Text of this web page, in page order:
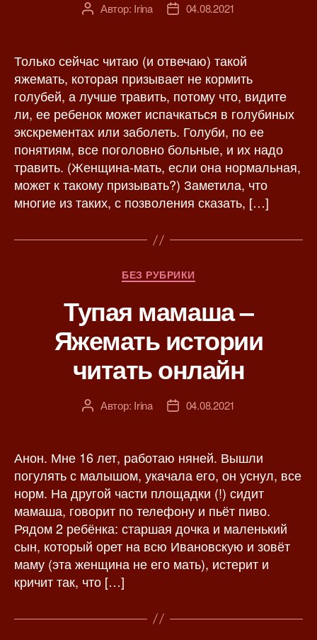
А
о
з
а
п
и
с
и
Автор: Irina
Д
а
а
п
и
с
и
04.08.2021
Только сейчас читаю (и отвечаю) такой
яжемать, которая призывает не кормить
голубей, а лучше травить, потому что, видите
ли, ее ребенок может испачкаться в голубиных
экскрементах или заболеть. Голуби, по ее
понятиям, все поголовно больные, и их надо
травить. (Женщина-мать, если она нормальная,
может к такому призывать?) Заметила, что
многие из таких, с позволения сказать, […]
Р
у
б
р
к
и
БЕЗ РУБРИКИ
Тупая мамаша –
Яжемать истории
читать онлайн
А
о
з
а
п
и
с
и
Автор: Irina
Д
а
а
п
и
с
и
04.08.2021
Анон. Мне 16 лет, работаю няней. Вышли
погулять с малышом, укачала его, он уснул, все
норм. На другой части площадки (!) сидит
мамаша, говорит по телефону и пьёт пиво.
Рядом 2 ребёнка: старшая дочка и маленький
сын, который орет на всю Ивановскую и зовёт
маму (эта женщина не его мать), истерит и
кричит так, что […]